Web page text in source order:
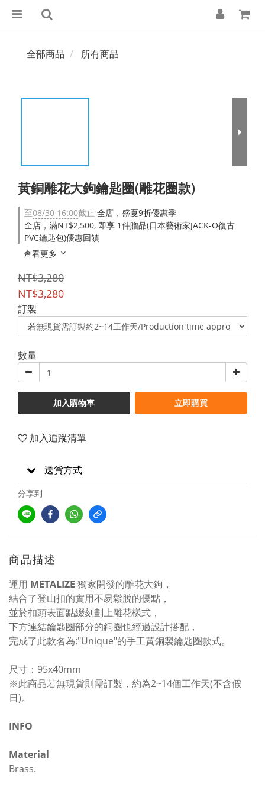
全部商品 所有商品
黃銅雕花大鉤鑰匙圈(雕花圈款)
至08/30 16:00截止 全店，盛夏9折優惠季
全店，滿NT$2,500, 即享 1件贈品(日本藝術家JACK-O復古
PVC鑰匙包)優惠回饋
查看更多
NT$3,280
NT$3,280
訂製
數量
加入購物車 立即購買
加入追蹤清單
送貨方式
分享到
商品描述
運用 METALIZE 獨家開發的雕花大鉤，
結合了登山扣的實用不易鬆脫的優點，
並於扣頭表面點綴刻劃上雕花樣式，
下方連結鑰匙圈部分的銅圈也經過設計搭配，
完成了此款名為:"Unique"的手工黃銅製鑰匙圈款式。
尺寸：95x40mm
※此商品若無現貨則需訂製，約為2~14個工作天(不含假
日)。
INFO
Material
Brass.